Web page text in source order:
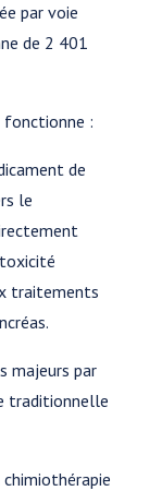
par voie
de 2 401
fonctionne :
de
le
traitements
majeurs par
traditionnelle